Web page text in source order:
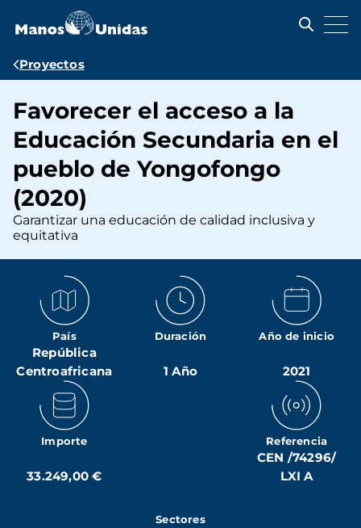
contenido
Ruta
navegación
Proyectos
Favorecer el acceso a la
Educación Secundaria en el
pueblo de Yongofongo
(2020)
Garantizar una educación de calidad inclusiva y
equitativa
País
República
Centroafricana
Duración
1 Año
Año de inicio
2021
Importe
33.249,00 €
Referencia
CEN /74296/
LXI A
Sectores